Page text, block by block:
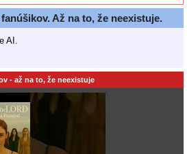
Až na to, že neexistuje.
AI.
- až na to, že neexistuje